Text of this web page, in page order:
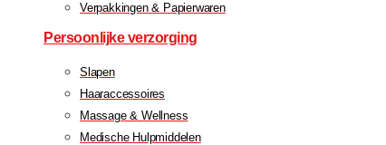
Verpakkingen & Papierwaren
Persoonlijke verzorging
Slapen
Haaraccessoires
Massage & Wellness
Medische Hulpmiddelen